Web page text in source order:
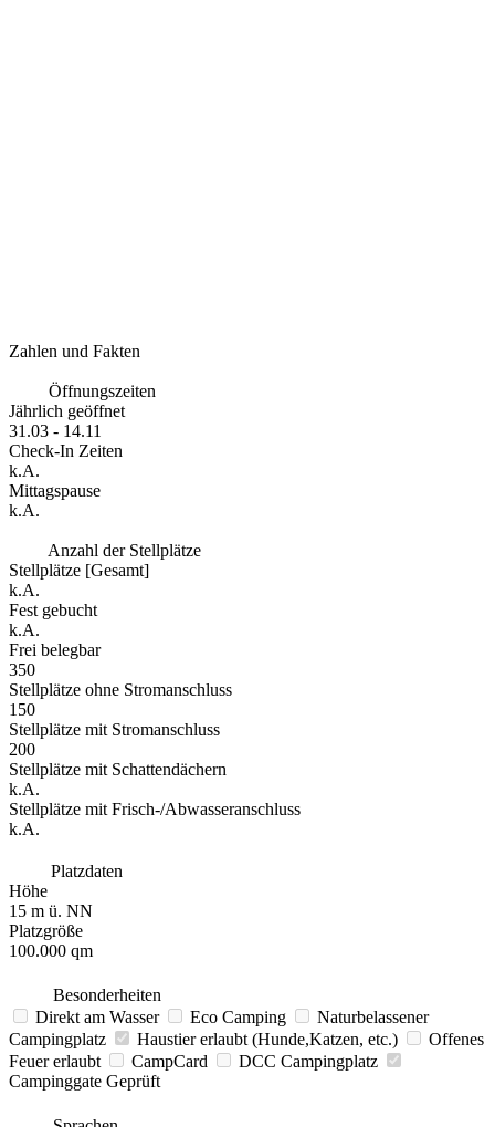
Zahlen und Fakten
Öffnungszeiten
Jährlich geöffnet
31.03 - 14.11
Check-In Zeiten
k.A.
Mittagspause
k.A.
Anzahl der Stellplätze
Stellplätze [Gesamt]
k.A.
Fest gebucht
k.A.
Frei belegbar
350
Stellplätze ohne Stromanschluss
150
Stellplätze mit Stromanschluss
200
Stellplätze mit Schattendächern
k.A.
Stellplätze mit Frisch-/Abwasseranschluss
k.A.
Platzdaten
Höhe
15 m ü. NN
Platzgröße
100.000 qm
Besonderheiten
Direkt am Wasser
Eco Camping
Naturbelassener
Campingplatz
Haustier erlaubt (Hunde,Katzen, etc.)
Offenes
Feuer erlaubt
CampCard
DCC Campingplatz
Campinggate Geprüft